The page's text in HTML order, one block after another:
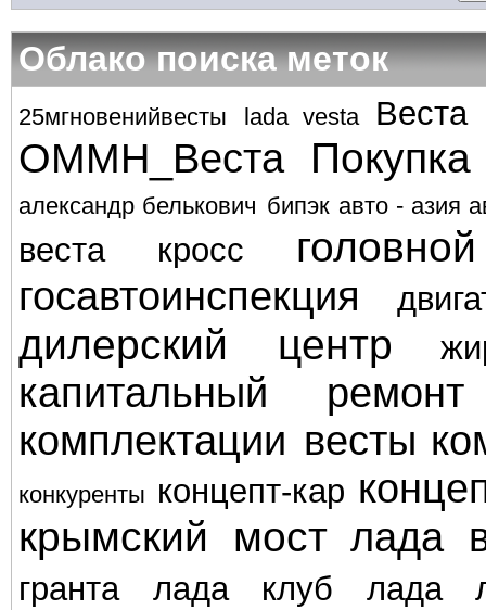
Облако поиска меток
25мгновенийвесты lada vesta
ОММН_Веста
александр белькович бипэк авто - азия
веста кросс
госавтоинспекция
дилерский центр
капитальный ремонт
комплектации весты
конкуренты концепт-кар
крымский мост лада
гранта лада клуб
лада